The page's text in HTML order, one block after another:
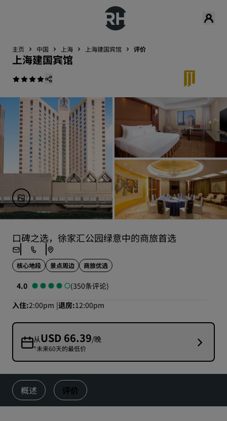
主页 中国 上海 上海建国宾馆 评价
上海建国宾馆
口碑之选，徐家汇公园绿意中的商旅首选
核心地段 景点周边 商旅优选
4.0
(350条评论)
入住 2:00pm 退房 12:00pm
从USD 66.39/晚
*未来60天的最低价
概述 评价